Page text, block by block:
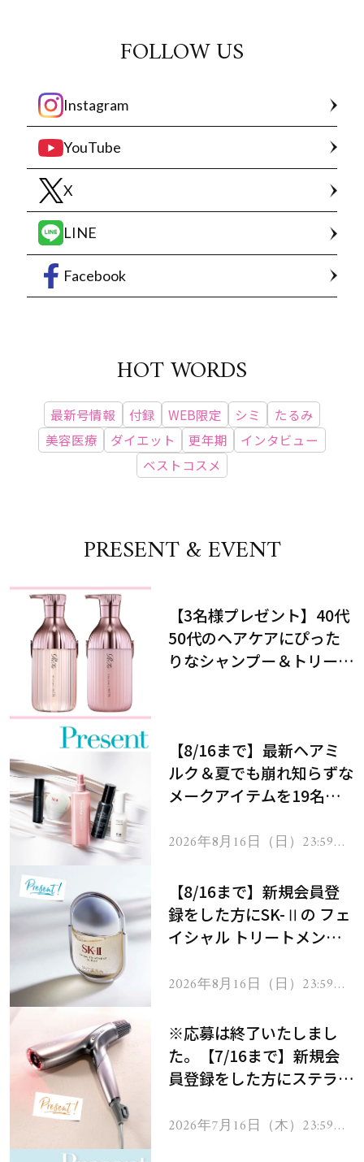
FOLLOW US
Instagram
YouTube
X
LINE
Facebook
HOT WORDS
最新号情報 付録 WEB限定 シミ
たるみ
美容医療
ダイエット 更年期
インタビュー
ベストコスメ
PRESENT & EVENT
【3名様プレゼント】40代
50代のヘアケアにぴった
りなシャンプー＆トリート
【8/16まで】最新ヘアミ
ルク＆夏でも崩れ知らずな
メークアイテムを19名様
2026年8月16日（日）23:59ま
【8/16まで】新規会員登
録をした方にSK-Ⅱの フェ
イシャル トリートメント
2026年8月16日（日）23:59ま
※応募は終了いたしまし
た。【7/16まで】新規会
員登録をした方にステラボ
ヘアドライヤー ジュエル
2026年7月16日（木）23:59ま